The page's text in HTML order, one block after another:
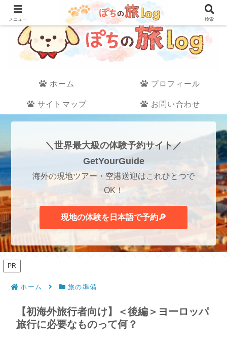
ホーム プロフィール
サイトマップ お問い合わせ
＼世界最大級の体験予約サイト／
GetYourGuide
海外の現地ツアー・空港送迎はこれひとつで
OK！
現地の体験を日本語で予約🔎
PR
ホーム 旅の準備
【初海外旅行者向け】＜後編＞ヨーロッパ
旅行に必要なものって何？
メニュー 検索